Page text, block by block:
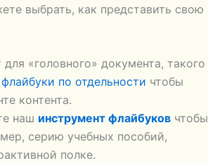
выбрать, как представить свою
«головного» документа, такого
по отдельности чтобы
контента.
наш инструмент флайбуков чтобы
серию учебных пособий,
полке.